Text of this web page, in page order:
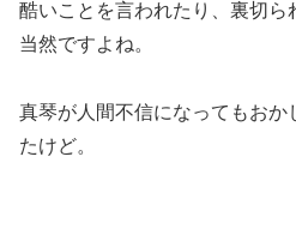
酷いことを言われたり、裏切ら
当然ですよね。
真琴が人間不信になってもおか
たけど。